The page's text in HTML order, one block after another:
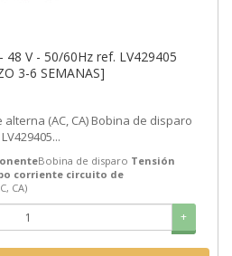
V - 50/60Hz ref. LV429405
3-6 SEMANAS]
Bobina de disparo Tensión
corriente circuito de
CA)
+